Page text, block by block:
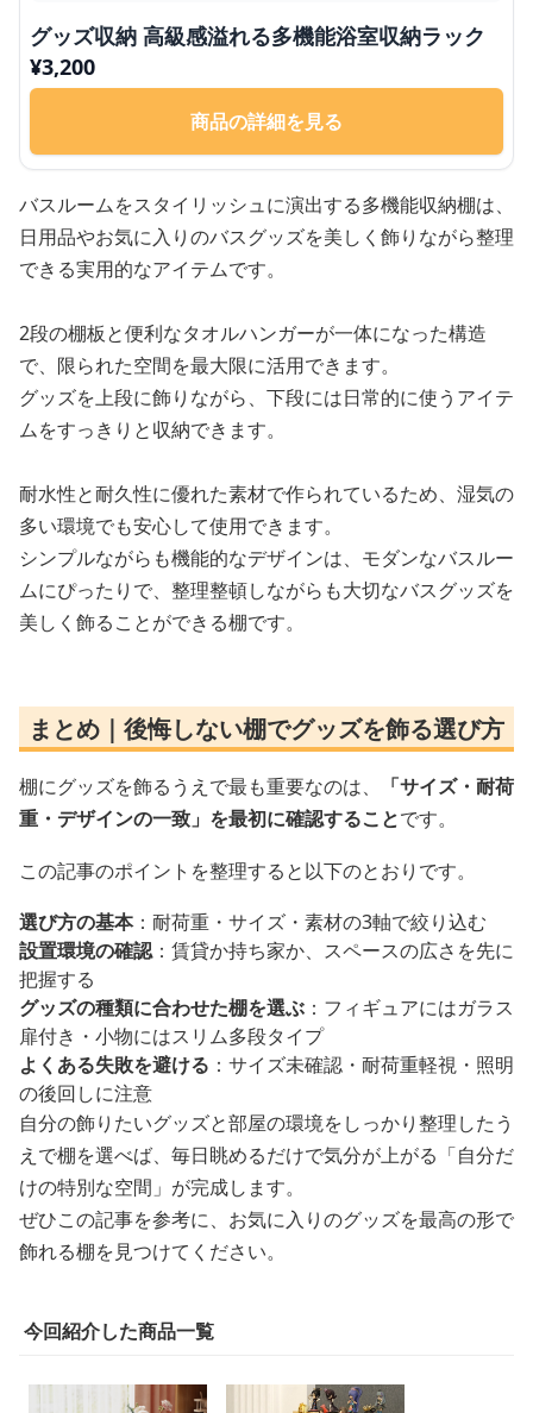
グッズ収納 高級感溢れる多機能浴室収納ラック
¥3,200
商品の詳細を見る
バスルームをスタイリッシュに演出する多機能収納棚は、
日用品やお気に入りのバスグッズを美しく飾りながら整理
できる実用的なアイテムです。
2段の棚板と便利なタオルハンガーが一体になった構造
で、限られた空間を最大限に活用できます。
グッズを上段に飾りながら、下段には日常的に使うアイテ
ムをすっきりと収納できます。
耐水性と耐久性に優れた素材で作られているため、湿気の
多い環境でも安心して使用できます。
シンプルながらも機能的なデザインは、モダンなバスルー
ムにぴったりで、整理整頓しながらも大切なバスグッズを
美しく飾ることができる棚です。
まとめ｜後悔しない棚でグッズを飾る選び方
棚にグッズを飾るうえで最も重要なのは、
「サイズ・耐荷
重・デザインの一致」を最初に確認することです。
この記事のポイントを整理すると以下のとおりです。
選び方の基本：耐荷重・サイズ・素材の3軸で絞り込む
設置環境の確認：賃貸か持ち家か、スペースの広さを先に
把握する
グッズの種類に合わせた棚を選ぶ ：フィギュアにはガラス
扉付き・小物にはスリム多段タイプ
よくある失敗を避ける ：サイズ未確認・耐荷重軽視・照明
の後回しに注意
自分の飾りたいグッズと部屋の環境をしっかり整理したう
えで棚を選べば、毎日眺めるだけで気分が上がる「自分だ
けの特別な空間」が完成します。
ぜひこの記事を参考に、お気に入りのグッズを最高の形で
飾れる棚を見つけてください。
今回紹介した商品一覧